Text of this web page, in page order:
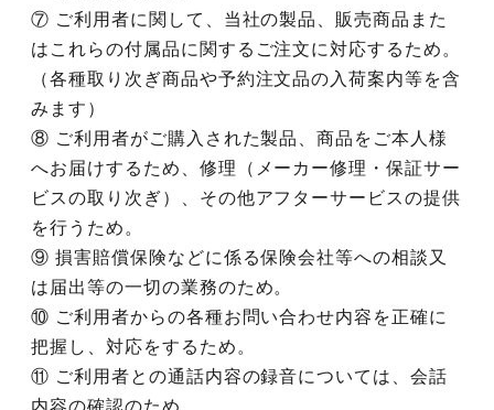
⑦ ご利用者に関して、当社の製品、販売商品また
はこれらの付属品に関するご注文に対応するため。
（各種取り次ぎ商品や予約注文品の入荷案内等を含
みます）
⑧ ご利用者がご購入された製品、商品をご本人様
へお届けするため、修理（メーカー修理・保証サー
ビスの取り次ぎ）、その他アフターサービスの提供
を行うため。
⑨ 損害賠償保険などに係る保険会社等への相談又
は届出等の一切の業務のため。
⑩ ご利用者からの各種お問い合わせ内容を正確に
把握し、対応をするため。
⑪ ご利用者との通話内容の録音については、会話
内容の確認のため。